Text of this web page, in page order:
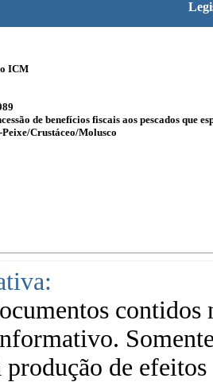
ICM
de benefícios fiscais aos pescados que
Peixe/Crustáceo/Molusco
contidos
produção de